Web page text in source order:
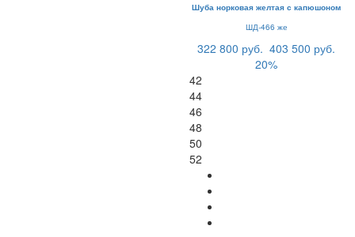
Шуба норковая желтая с капюшоном
ШД-466 же
322 800 руб. 403 500 руб.
20%
42
44
46
48
50
52